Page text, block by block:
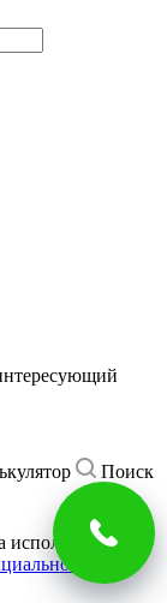
Поиск